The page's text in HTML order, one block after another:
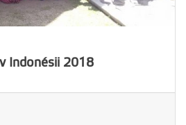
Indonésii 2018